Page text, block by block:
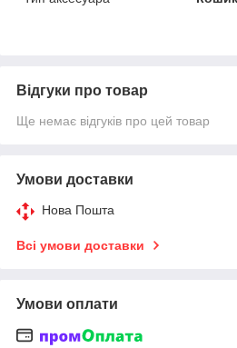
Відгуки про товар
Ще немає відгуків про цей товар
Умови доставки
Нова Пошта
Всі умови доставки
Умови оплати